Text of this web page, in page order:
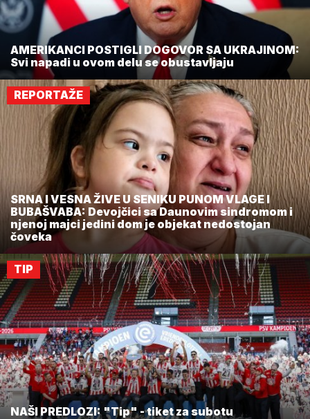
AMERIKANCI POSTIGLI DOGOVOR SA UKRAJINOM:
Svi napadi u ovom delu se obustavljaju
REPORTAŽE
SRNA I VESNA ŽIVE U SENIKU PUNOM VLAGE I
BUBAŠVABA: Devojčici sa Daunovim sindromom i
njenoj majci jedini dom je objekat nedostojan
čoveka
TIP
NAŠI PREDLOZI: "Tip" - tiket za subotu